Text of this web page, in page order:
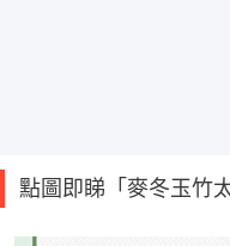
點圖即睇「麥冬玉竹